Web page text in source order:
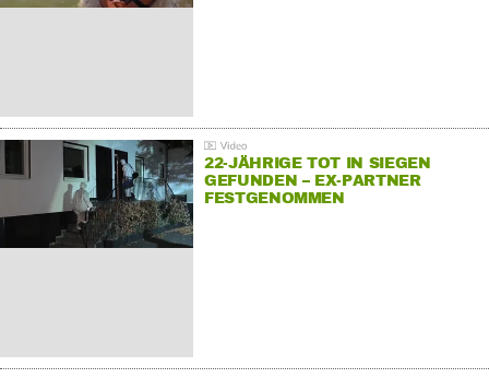
22-JÄHRIGE TOT IN SIEGEN
GEFUNDEN – EX-PARTNER
FESTGENOMMEN